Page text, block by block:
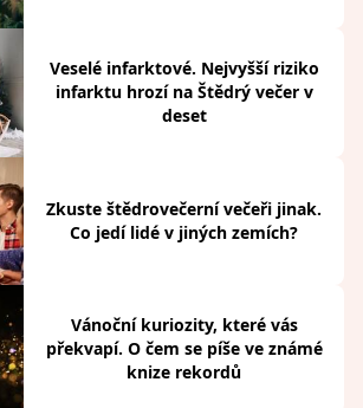
Veselé infarktové. Nejvyšší riziko
infarktu hrozí na Štědrý večer v
deset
Zkuste štědrovečerní večeři jinak.
Co jedí lidé v jiných zemích?
Vánoční kuriozity, které vás
překvapí. O čem se píše ve známé
knize rekordů